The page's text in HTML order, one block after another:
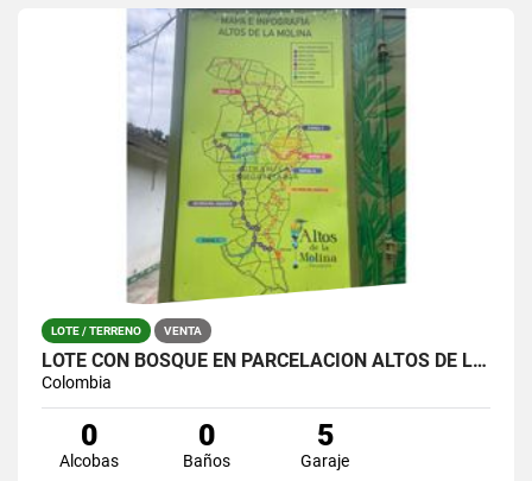
LOTE / TERRENO VENTA
LOTE CON BOSQUE EN PARCELACIÓN ALTOS DE LA MOLINA – GUARNE
Colombia
0
Alcobas
0
Baños
5
Garaje